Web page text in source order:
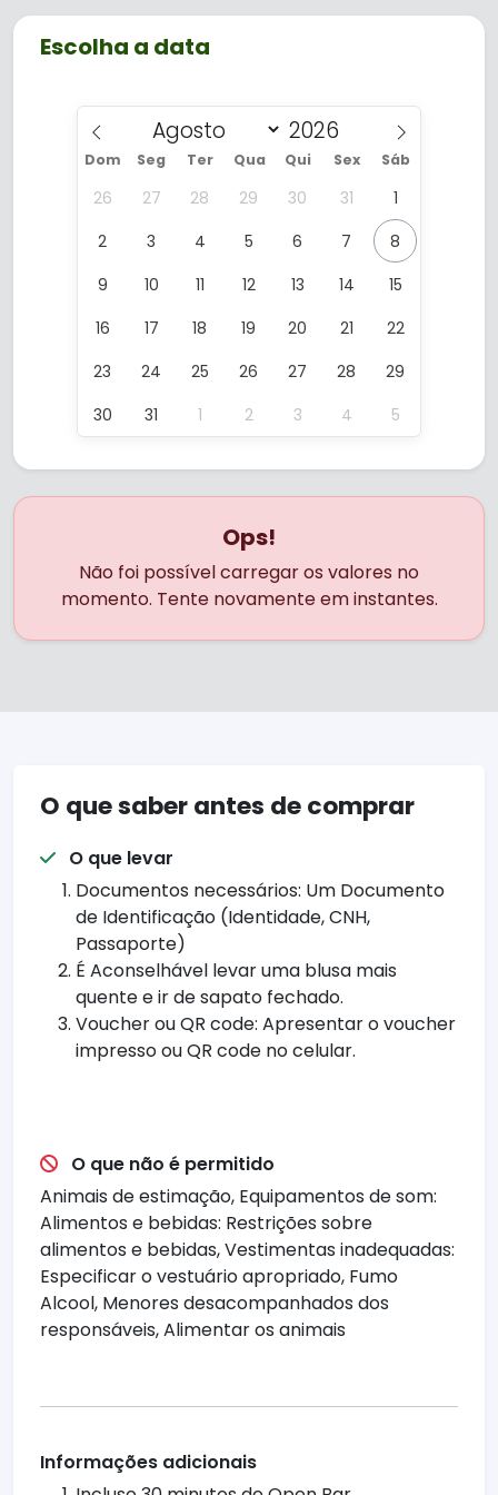
open bar, significa que você pode
desfrutar de bebidas e cocktails livres
também são preparadas sem álcool.
Escolha a data
Dom Seg Ter Qua Qui Sex Sáb
26 27 28 29 30 31
1
2
3 4 5 6 7
8
9
10 11 12 13 14
15
16
17 18 19 20 21
22
23
24 25 26 27 28
29
30
31 1 2 3 4 5
Ops!
Não foi possível carregar os valores no
momento. Tente novamente em instantes.
O que saber antes de comprar
O que levar
Documentos necessários: Um Documento
de Identificação (Identidade, CNH,
Passaporte)
É Aconselhável levar uma blusa mais
quente e ir de sapato fechado.
Voucher ou QR code: Apresentar o voucher
impresso ou QR code no celular.
O que não é permitido
Animais de estimação, Equipamentos de som:
Alimentos e bebidas: Restrições sobre
alimentos e bebidas, Vestimentas inadequadas:
Especificar o vestuário apropriado, Fumo
Alcool, Menores desacompanhados dos
responsáveis, Alimentar os animais
Informações adicionais